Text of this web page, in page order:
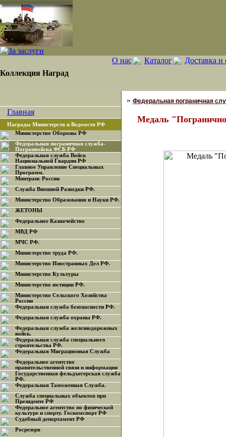
Коллекция Наград
О нас Каталог Доставка и
Главная
Награды Министерств и Ведомств РФ
Министерство Обороны РФ
Федеральная пограничная служба-
Погранвойска ФСБ РФ
Федеральная служба Войск
Национальной Гвардии РФ
Главное Управление Специальных
Программ.
Минтранс России
Служба Внешней Разведки РФ.
Министерство Образования и Науки РФ.
ЖЕТОНЫ
Федеральное Казначейство
МВД РФ
МЧС РФ.
Министерство труда РФ.
Министерство Иностранных Дел РФ.
Министерство Культуры
Министерство юстиции РФ.
Министерство Сельского Хозяйства
России
Федеральная служба безопасности РФ.
Федеральная служба охраны РФ.
Федеральная служба железнодорожных
войск.
Федеральная служба специального
строительства РФ.
Федеральная Миграционная Служба
Федеральное агентство
правительственной связи и информации
Государственная фельдъегерская служба
РФ.
Федеральная Таможенная Служба.
Служба специальных объектов при
Президенте РФ
Федеральное агентство по физической
культуре и спорту. Госкомспорт РФ
Судебный депортамент РФ
Росрезерв
» Федеральная пограничная
Медаль